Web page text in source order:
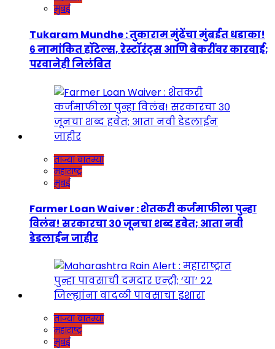
मुंबई
Tukaram Mundhe : तुकाराम मुंढेंचा मुंबईत धडाका!
६ नामांकित हॉटेल्स, रेस्टॉरंट्स आणि बेकरींवर कारवाई;
परवानेही निलंबित
ताज्या बातम्या
महाराष्ट्र
मुंबई
Farmer Loan Waiver : शेतकरी कर्जमाफीला पुन्हा
विलंब! सरकारचा ३० जूनचा शब्द हवेत; आता नवी
डेडलाईन जाहीर
ताज्या बातम्या
महाराष्ट्र
मुंबई